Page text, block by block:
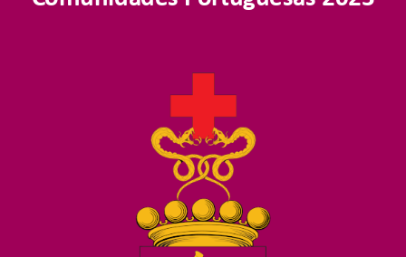
Comunicação
Junte-Se A Nós
Contatos